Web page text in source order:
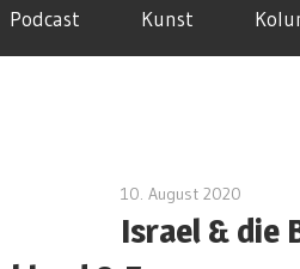
Podcast Kunst
10. August 2020
Israel & die